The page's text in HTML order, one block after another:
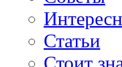
Статьи
Стоит